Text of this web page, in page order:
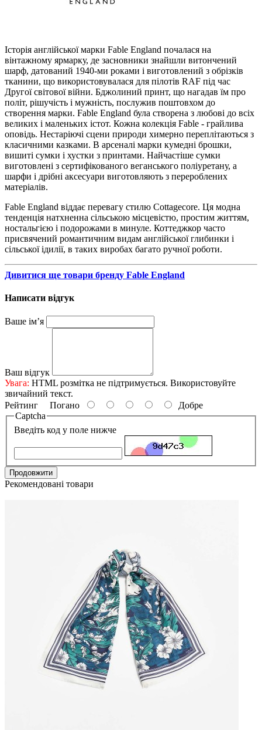
Історія англійської марки Fable England почалася на
вінтажному ярмарку, де засновники знайшли витончений
шарф, датований 1940-ми роками і виготовлений з обрізків
тканини, що використовувалася для пілотів RAF під час
Другої світової війни. Бджолиний принт, що нагадав їм про
політ, рішучість і мужність, послужив поштовхом до
створення марки. Fable England була створена з любові до всіх
великих і маленьких істот. Кожна колекція Fable - грайлива
оповідь. Нестаріючі сцени природи химерно переплітаються з
класичними казками. В арсеналі марки кумедні брошки,
вишиті сумки і хустки з принтами. Найчастіше сумки
виготовлені з сертифікованого веганського поліуретану, а
шарфи і дрібні аксесуари виготовляють з перероблених
матеріалів.
Fable England віддає перевагу стилю Cottagecore. Ця модна
тенденція натхненна сільською місцевістю, простим життям,
ностальгією і подорожами в минуле. Коттеджкор часто
присвячений романтичним видам англійської глибинки і
сільської ідилії, в таких виробах багато ручної роботи.
Дивитися ще товари бренду Fable England
Написати відгук
Ваше ім’я
Ваш відгук
Увага: HTML розмітка не підтримується. Використовуйте
звичайний текст.
Рейтинг Погано
Добре
Captcha
Введіть код у поле нижче
Продовжити
Рекомендовані товари